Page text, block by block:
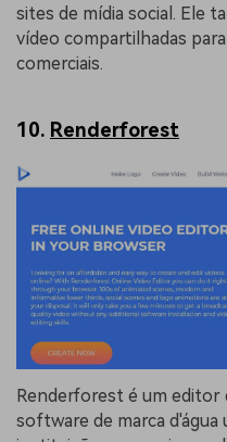
sites de mídia social. Ele
vídeo compartilhadas
comerciais.
10. Renderforest
Renderforest é um editor
software de marca